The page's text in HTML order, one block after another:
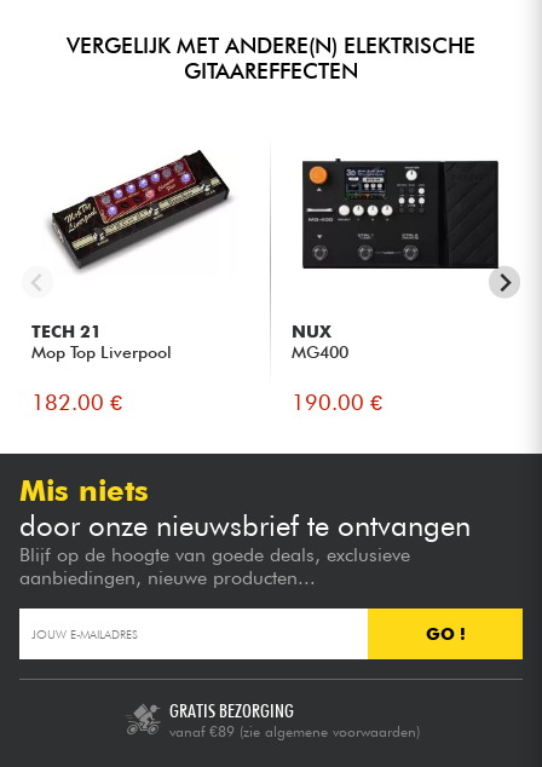
VERGELIJK MET ANDERE(N) ELEKTRISCHE
GITAAREFFECTEN
TECH 21
Mop Top Liverpool
182.00 €
NUX
MG400
190.00 €
Mis niets
door onze nieuwsbrief te ontvangen
Blijf op de hoogte van goede deals, exclusieve
aanbiedingen, nieuwe producten...
GO !
GRATIS BEZORGING
vanaf €89 (zie algemene voorwaarden)